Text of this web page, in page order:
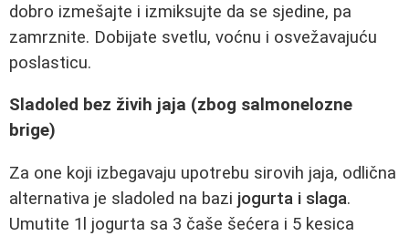
dobro izmešajte i izmiksujte da se sjedine, pa
zamrznite. Dobijate svetlu, voćnu i osvežavajuću
poslasticu.
Sladoled bez živih jaja (zbog salmonelozne
brigе)
Za one koji izbegavaju upotrebu sirovih jaja, odlična
alternativa je sladoled na bazi jogurta i slaga.
Umutite 1l jogurta sa 3 čaše šećera i 5 kesica